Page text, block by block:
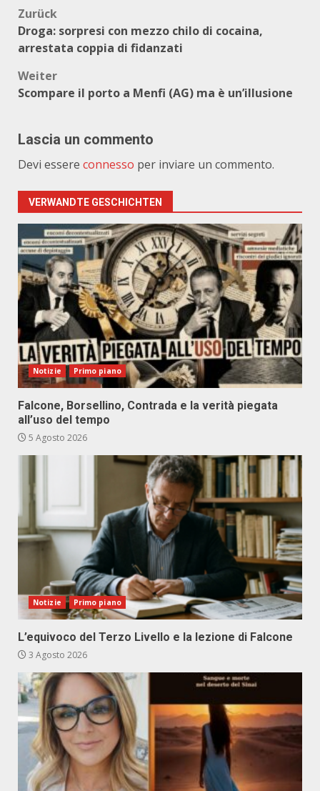
Beitragsnavigation
Zurück
Droga: sorpresi con mezzo chilo di cocaina,
arrestata coppia di fidanzati
Weiter
Scompare il porto a Menfi (AG) ma è un’illusione
Lascia un commento
Devi essere connesso per inviare un commento.
VERWANDTE GESCHICHTEN
Notizie Primo piano
Falcone, Borsellino, Contrada e la verità piegata
all’uso del tempo
5 Agosto 2026
Notizie Primo piano
L’equivoco del Terzo Livello e la lezione di Falcone
3 Agosto 2026